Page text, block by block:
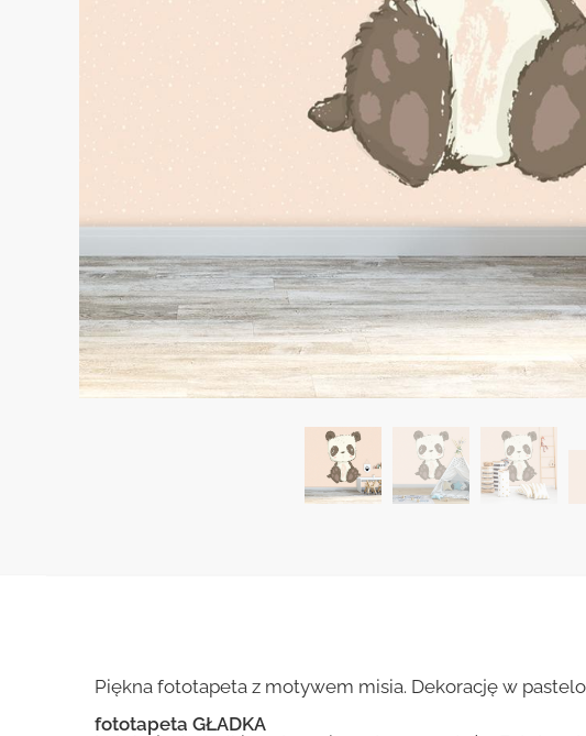
Piękna fototapeta z motywem misia. Dekorację w
fototapeta GŁADKA